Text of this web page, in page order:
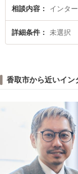
相談内容 インタ
詳細条件 未選択
香取市から近いイン